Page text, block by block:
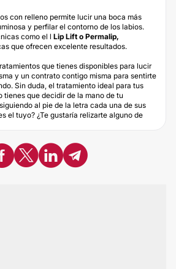
con relleno permite lucir una boca más
y perfilar el contorno de los labios.
como el l Lip Lift o Permalip,
que ofrecen excelente resultados.
que tienes disponibles para lucir
y un contrato contigo misma para sentirte
Sin duda, el tratamiento ideal para tus
tienes que decidir de la mano de tu
al pie de la letra cada una de sus
el tuyo? ¿Te gustaría relizarte alguno de